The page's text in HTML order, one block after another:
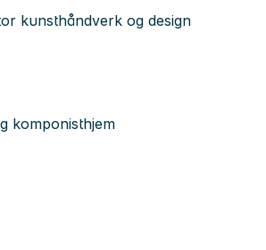
kunsthåndverk og design
komponisthjem